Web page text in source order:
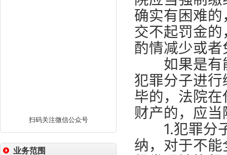
扫码关注微信公众号
业务范围
确实有困难
交不起罚金
酌情减少或者
如果是有能
犯罪分子进
毕的，法院
财产的，应
1.犯罪分子
纳，对于不